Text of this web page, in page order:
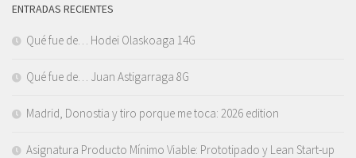
ENTRADAS RECIENTES
Qué fue de… Hodei Olaskoaga 14G
Qué fue de… Juan Astigarraga 8G
Madrid, Donostia y tiro porque me toca: 2026 edition
Asignatura Producto Mínimo Viable: Prototipado y Lean Start-up